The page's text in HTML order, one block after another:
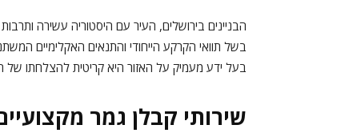
הבניינים בירושלים, העיר עם היסטוריה עשירה
בשל תוואי הקרקע הייחודי והתנאים האקלימיים
בעל ידע מעמיק על האזור היא קריטית להצלחתו של
שירותי קבלן גמר